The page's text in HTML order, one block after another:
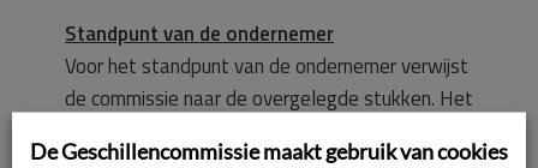
Standpunt van de ondernemer
Voor het standpunt van de ondernemer verwijst
de commissie naar de overgelegde stukken. Het
De Geschillencommissie maakt gebruik van cookies